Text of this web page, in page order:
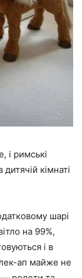
і римські
кімнаті
шарі
на 99%,
і в
ап майже не